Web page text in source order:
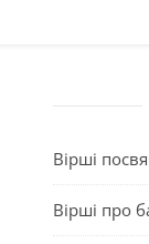
Вірші
Вірші про